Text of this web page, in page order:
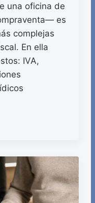
una oficina de
es
complejas
En ella
IVA,